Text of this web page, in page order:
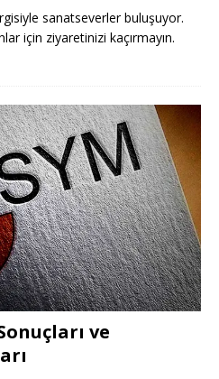
sanatseverler buluşuyor.
için ziyaretinizi kaçırmayın.
ve